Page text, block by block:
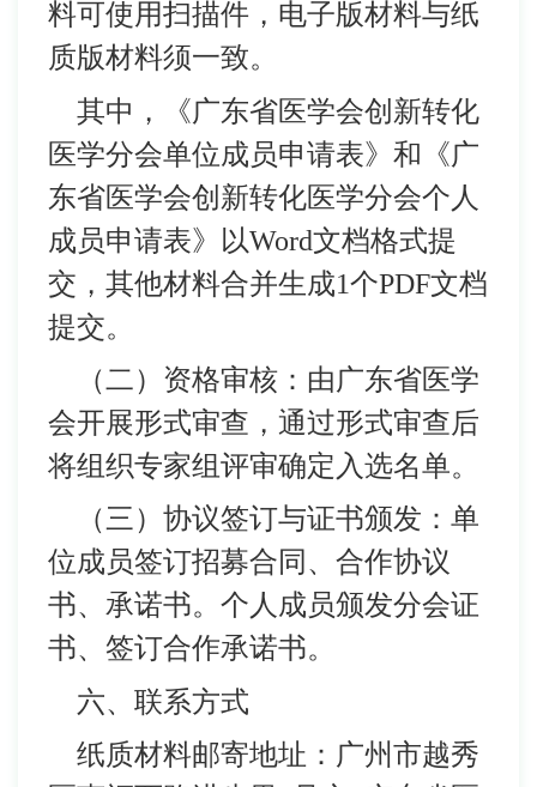
料可使用扫描件，电子版材料与纸
质版材料须一致。
其中，《广东省医学会创新转化
医学分会单位成员申请表》和《广
东省医学会创新转化医学分会个人
成员申请表》以Word文档格式提
交，其他材料合并生成1个PDF文档
提交。
（二）资格审核：由广东省医学
会开展形式审查，通过形式审查后
将组织专家组评审确定入选名单。
（三）协议签订与证书颁发：单
位成员签订招募合同、合作协议
书、承诺书。个人成员颁发分会证
书、签订合作承诺书。
六、联系方式
纸质材料邮寄地址：广州市越秀